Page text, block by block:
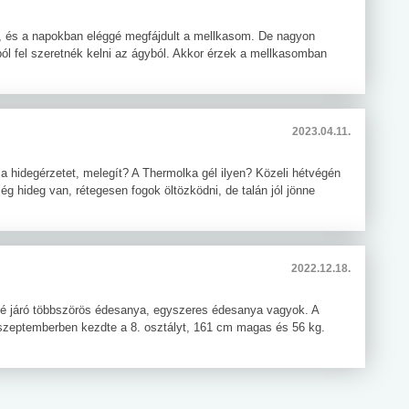
a napokban eléggé megfájdult a mellkasom. De nagyon
fel szeretnék kelni az ágyból. Akkor érzek a mellkasomban
2023.04.11.
melegít? A Thermolka gél ilyen? Közeli hétvégén
hideg van, rétegesen fogok öltözködni, de talán jól jönne
2022.12.18.
többszörös édesanya, egyszeres édesanya vagyok. A
kezdte a 8. osztályt, 161 cm magas és 56 kg.